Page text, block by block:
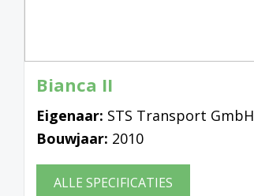
Bianca II
Eigenaar: STS Transport GmbH
Bouwjaar: 2010
ALLE SPECIFICATIES